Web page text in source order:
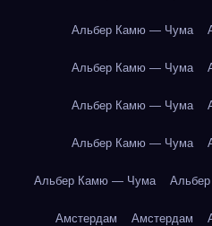
Альбер Камю — Чума
Альбер Камю — Чума
Альбер Камю — Чума
Альбер Камю — Чума
Альбер Камю — Чума
Амстердам Амстердам